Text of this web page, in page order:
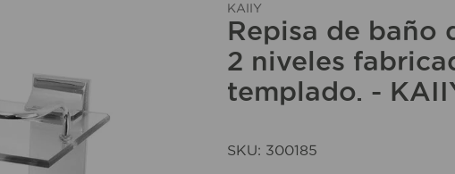
KAIIY
Repisa de baño
2 niveles
templado. -
SKU: 300185
cerradura
aspiradora
9.
lavamanos